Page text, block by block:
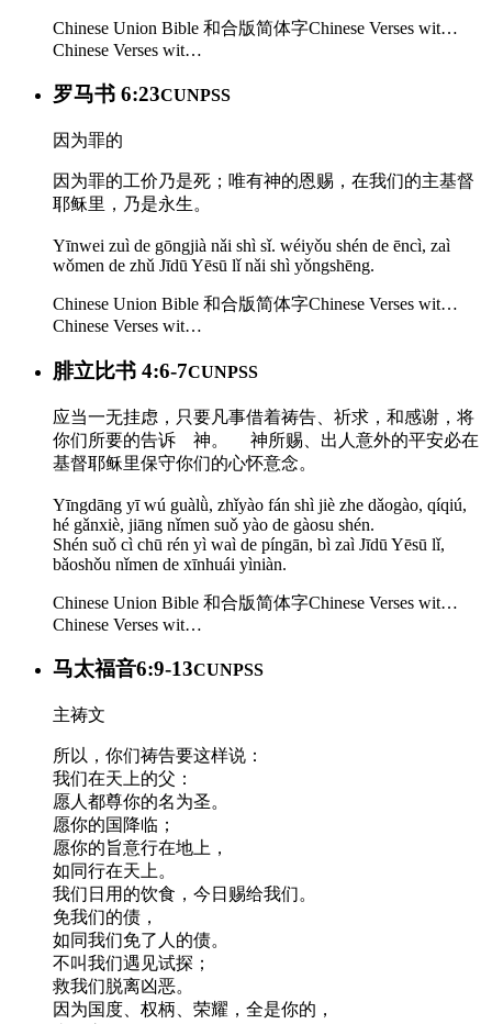
Chinese Union Bible 和合版简体字Chinese Verses wit…
Chinese Verses wit…
罗马书 6:23CUNPSS
因为罪的
因为罪的工价乃是死；唯有神的恩赐，在我们的主基督
耶稣里，乃是永生。
Yīnwei zuì de gōngjià nǎi shì sǐ. wéiyǒu shén de ēncì, zaì
wǒmen de zhǔ Jīdū Yēsū lǐ nǎi shì yǒngshēng.
Chinese Union Bible 和合版简体字Chinese Verses wit…
Chinese Verses wit…
腓立比书 4:6-7CUNPSS
应当一无挂虑，只要凡事借着祷告、祈求，和感谢，将
你们所要的告诉 神。 神所赐、出人意外的平安必在
基督耶稣里保守你们的心怀意念。
Yīngdāng yī wú guàlǜ, zhǐyào fán shì jiè zhe dǎogào, qíqiú,
hé gǎnxiè, jiāng nǐmen suǒ yào de gàosu shén.
Shén suǒ cì chū rén yì waì de píngān, bì zaì Jīdū Yēsū lǐ,
bǎoshǒu nǐmen de xīnhuái yìniàn.
Chinese Union Bible 和合版简体字Chinese Verses wit…
Chinese Verses wit…
马太福音6:9-13CUNPSS
主祷文
所以，你们祷告要这样说：
我们在天上的父：
愿人都尊你的名为圣。
愿你的国降临；
愿你的旨意行在地上，
如同行在天上。
我们日用的饮食，今日赐给我们。
免我们的债，
如同我们免了人的债。
不叫我们遇见试探；
救我们脱离凶恶。
因为国度、权柄、荣耀，全是你的，